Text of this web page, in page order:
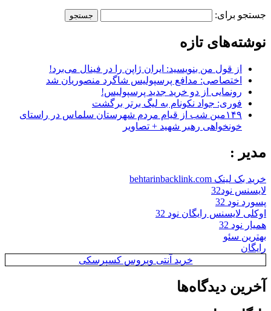
جستجو برای:
نوشته‌های تازه
از قول من بنویسید: ایران ژاپن را در فینال می‌برد!
اختصاصی: مدافع پرسپولیس شاگرد منصوریان شد
رونمایی از دو خرید جدید پرسپولیس!
فوری: جواد نکونام به لیگ برتر برگشت
۱۴۹مین شب از قیام مردم شهرستان سلماس در راستای
خونخواهی رهبر شهید + تصاویر
مدیر :
خرید بک لینک behtarinbacklink.com
لایسنس نود32
پسورد نود 32
اوکلی لایسنس رایگان نود 32
همیار نود 32
بهترین سئو
رایگان
خرید آنتی ویروس کسپرسکی
آخرین دیدگاه‌ها